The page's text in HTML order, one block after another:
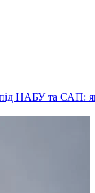
НАБУ та САП: як